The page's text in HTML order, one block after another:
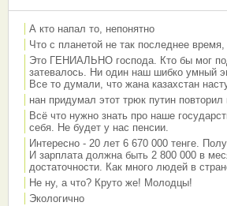
А кто напал то, непонятно
Что с планетой не так последнее
Это ГЕНИАЛЬНО господа. Кто бы мог
затевалось. Ни один наш шибко умный
Все то думали, что жана казахстан
нан придумал этот трюк путин повторил
Всё что нужно знать про наше
себя. Не будет у нас пенсии.
Интересно - 20 лет 6 670 000 тенге.
И зарплата должна быть 2 800 000 в
достаточности. Как много людей в
Не ну, а что? Круто же! Молодцы!
Экологично